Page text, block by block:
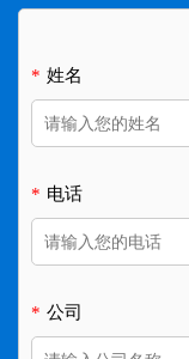
* 姓名
* 电话
* 公司